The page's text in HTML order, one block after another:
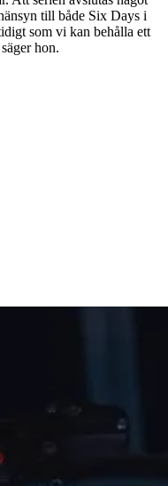
till både Six Days i
som vi kan behålla ett
hon.